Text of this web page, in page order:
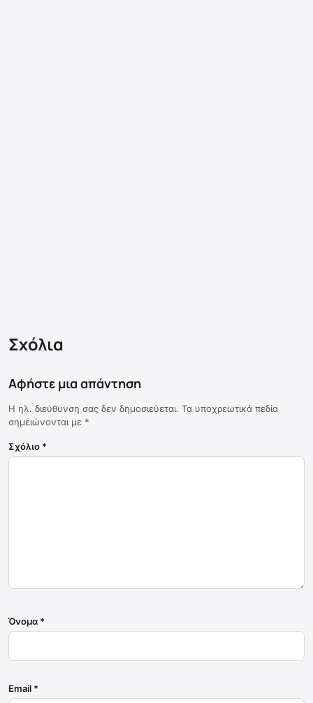
Σχόλια
Αφήστε μια απάντηση
Η ηλ. διεύθυνση σας δεν δημοσιεύεται. Τα υποχρεωτικά πεδία
σημειώνονται με *
Σχόλιο *
Όνομα *
Email *